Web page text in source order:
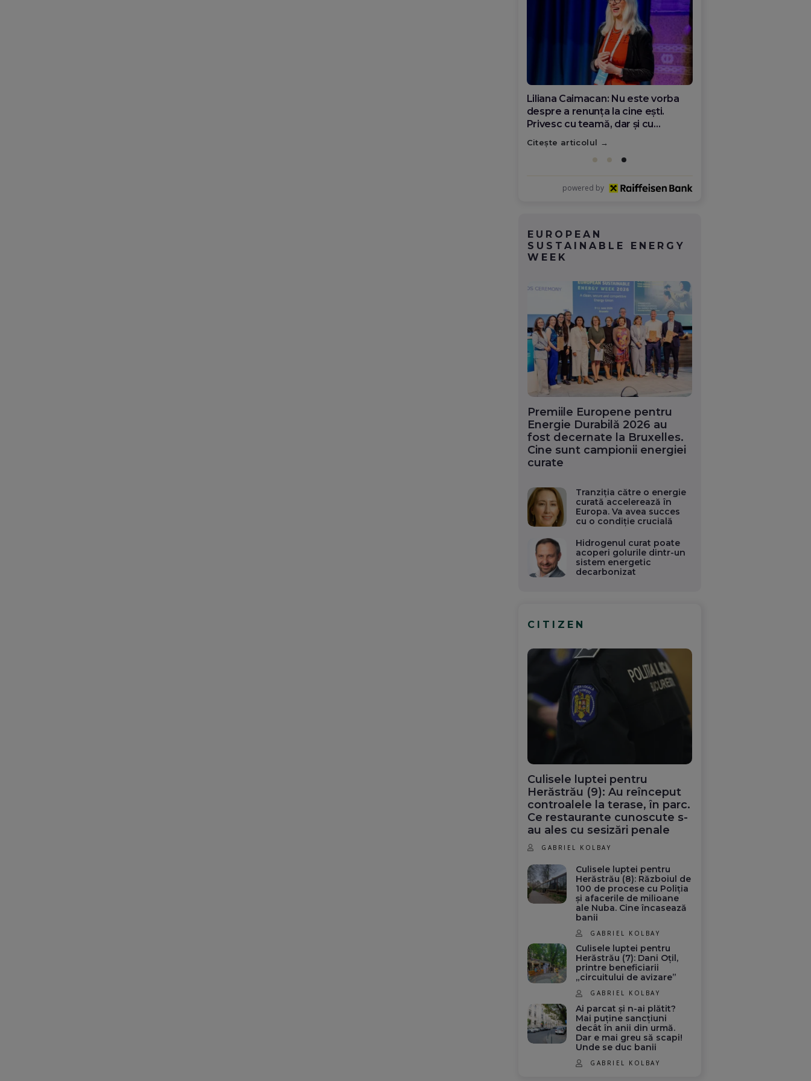
Diana Olar, românca de la Google
care demonstrează că diaspora
poate schimba România
Citește articolul
powered by
EUROPEAN
SUSTAINABLE ENERGY
WEEK
Premiile Europene pentru
Energie Durabilă 2026 au
fost decernate la Bruxelles.
Cine sunt campionii energiei
curate
Tranziția către o energie
curată accelerează în
Europa. Va avea succes
cu o condiție crucială
Hidrogenul curat poate
acoperi golurile dintr-un
sistem energetic
decarbonizat
CITIZEN
Culisele luptei pentru
Herăstrău (9): Au reînceput
controalele la terase, în parc.
Ce restaurante cunoscute s-
au ales cu sesizări penale
GABRIEL KOLBAY
Culisele luptei pentru
Herăstrău (8): Războiul de
100 de procese cu Poliția
și afacerile de milioane
ale Nuba. Cine încasează
banii
GABRIEL KOLBAY
Culisele luptei pentru
Herăstrău (7): Dani Oțil,
printre beneficiarii
„circuitului de avizare”
GABRIEL KOLBAY
Ai parcat și n-ai plătit?
Mai puține sancțiuni
decât în anii din urmă.
Dar e mai greu să scapi!
Unde se duc banii
GABRIEL KOLBAY